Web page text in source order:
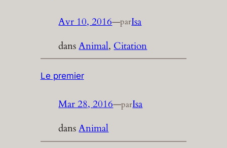
Avr 10, 2016—parIsa
dansAnimal, Citation
Le premier
Mar 28, 2016—parIsa
dansAnimal